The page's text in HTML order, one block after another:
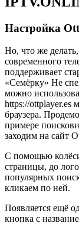
Настройка
Но, что же
современного
поддерживает
«Семёрку» Не
можно
https://ottplayer.es
браузера.
примере
заходим на сайт
С помощью
страницы, до
популярных
кликаем по ней.
Появляется ещё
кнопка с